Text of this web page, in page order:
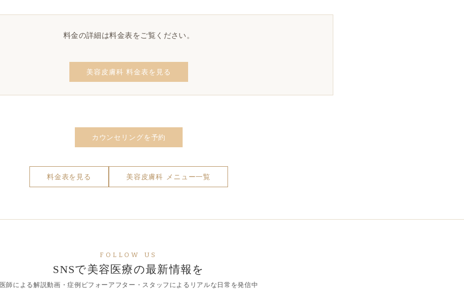
料金の詳細は料金表をご覧ください。
美容皮膚科 料金表を見る
カウンセリングを予約
料金表を見る 美容皮膚科 メニュー一覧
FOLLOW US
SNSで美容医療の最新情報を
医師による解説動画・症例ビフォーアフター・スタッフによるリアルな日常を発信中